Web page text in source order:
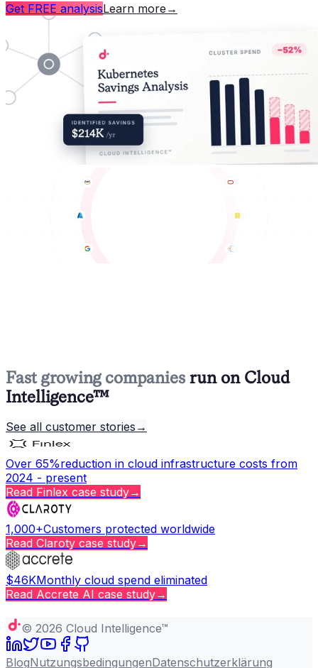
Get FREE analysisLearn more →
Fast growing companies run on Cloud
Intelligence™
See all customer stories →
Over 65%reduction in cloud infrastructure costs from
2024 - present
Read Finlex case study→
1,000+Customers protected worldwide
Read Claroty case study→
$46KMonthly cloud spend eliminated
Read Accrete AI case study→
© 2026 Cloud Intelligence™
BlogNutzungsbedingungenDatenschutzerklärung